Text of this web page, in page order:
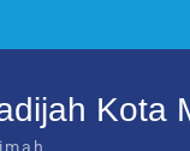
Kota